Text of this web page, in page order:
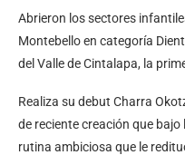
Abrieron los sectores
Montebello en categoría
del Valle de Cintalapa, la
Realiza su debut Charra
de reciente creación que
rutina ambiciosa que le